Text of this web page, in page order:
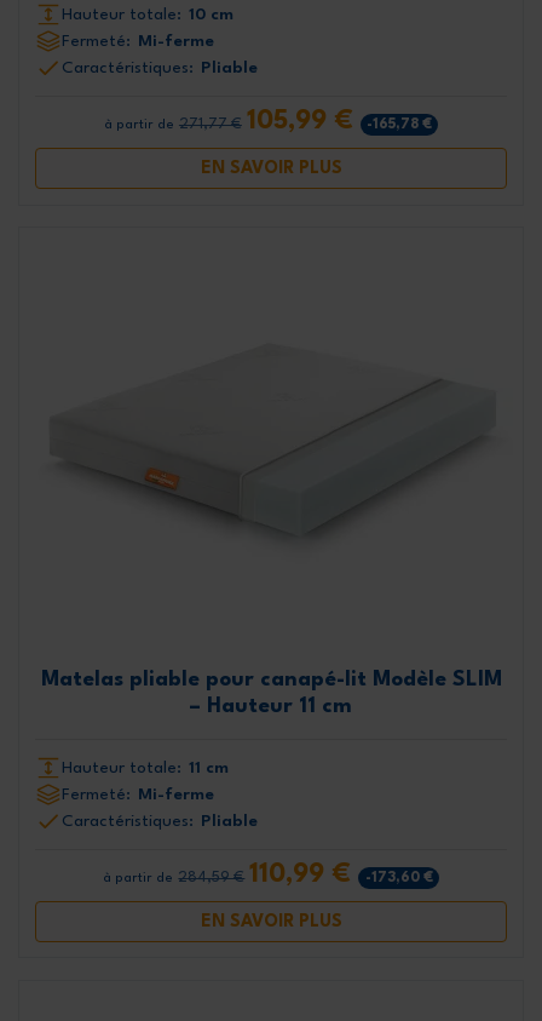
Hauteur totale: 10 cm
Fermeté:
Mi-ferme
Caractéristiques:
Pliable
à partir de 271,77 € 105,99 € -165,78 €
EN SAVOIR PLUS
Matelas pliable pour canapé-lit Modèle SLIM
– Hauteur 11 cm
Hauteur totale: 11 cm
Fermeté: Mi-ferme
Caractéristiques: Pliable
à partir de 284,59 € 110,99 € -173,60 €
EN SAVOIR PLUS